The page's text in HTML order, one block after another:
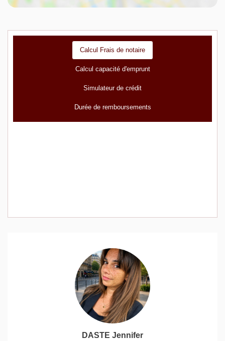
Calcul Frais de notaire
Calcul capacité d'emprunt
Simulateur de crédit
Durée de remboursements
DASTE Jennifer